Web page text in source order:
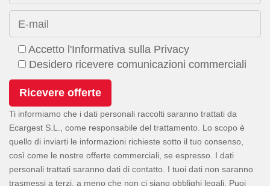
E-mail
Accetto l'Informativa sulla Privacy
Desidero ricevere comunicazioni commerciali
Ti informiamo che i dati personali raccolti saranno trattati da
Ecargest S.L., come responsabile del trattamento. Lo scopo è
quello di inviarti le informazioni richieste sotto il tuo consenso,
così come le nostre offerte commerciali, se espresso. I dati
personali trattati saranno dati di contatto. I tuoi dati non saranno
trasmessi a terzi, a meno che non ci siano obblighi legali. Puoi